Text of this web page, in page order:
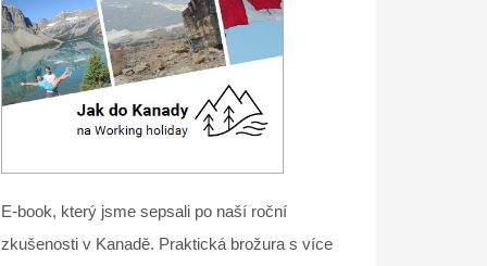
E-book, který jsme sepsali po naší roční
zkušenosti v Kanadě. Praktická brožura s více